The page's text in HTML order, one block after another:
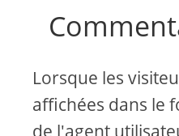
Lorsque les
affichées dans le
de l'agent